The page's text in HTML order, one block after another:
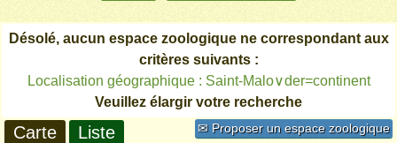
Désolé, aucun espace zoologique ne correspondant aux
critères suivants :
Localisation géographique : Saint-Malo∨der=continent
Veuillez élargir votre recherche
✉ Proposer un espace zoologique
Carte Liste